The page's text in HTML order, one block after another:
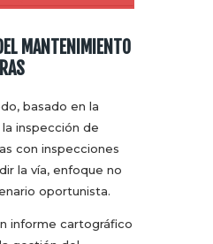
MANTENIMIENTO
basado en la
inspección de
con inspecciones
la vía, enfoque no
oportunista.
informe cartográfico